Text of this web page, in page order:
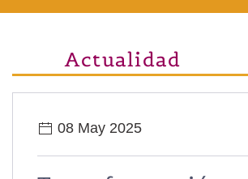
Actualidad
08 May 2025